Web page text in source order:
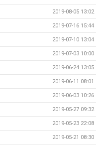
2019-08-05 13:02
2019-07-16 15:44
2019-07-10 13:04
2019-07-03 10:00
2019-06-24 13:05
2019-06-11 08:01
2019-06-03 10:26
2019-05-27 09:32
2019-05-23 22:08
2019-05-21 08:30